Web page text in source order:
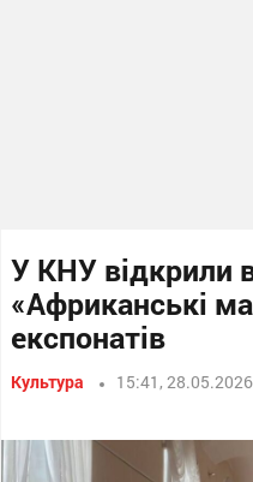
У КНУ відкрили
«Африканські
експонатів
Культура 15:41, 28.05.2026